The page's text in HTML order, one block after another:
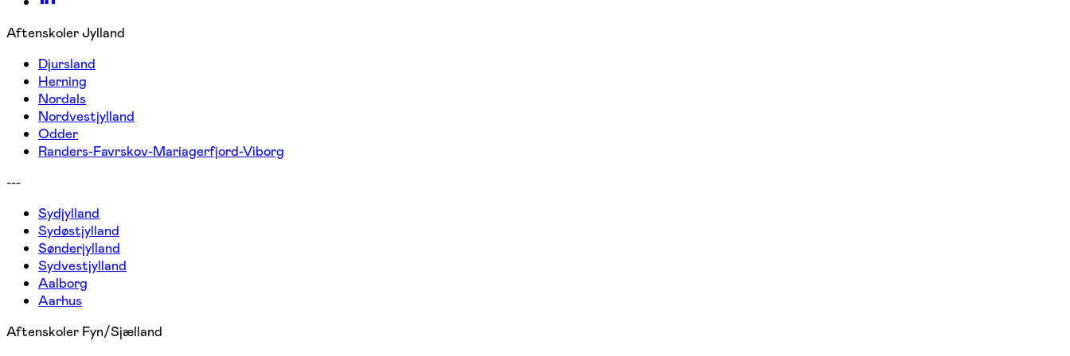
Aftenskoler Jylland
Djursland
Herning
Nordals
Nordvestjylland
Odder
Randers-Favrskov-Mariagerfjord-Viborg
---
Sydjylland
Sydøstjylland
Sønderjylland
Sydvestjylland
Aalborg
Aarhus
Aftenskoler Fyn/Sjælland